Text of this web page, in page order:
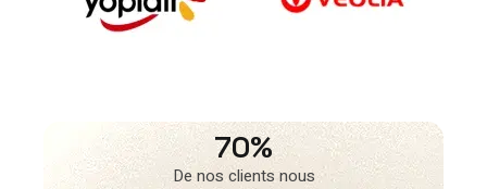
70%
De nos clients nous